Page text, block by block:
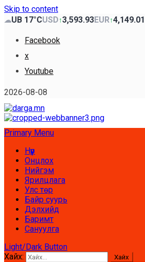
Skip to content
☁UB 17°CUSD↑3,593.93EUR↑4,149.01
Facebook
x
Youtube
2026-08-08
Primary Menu
Нүүр
Онцлох
Нийгэм
Ярилцлага
Улс төр
Байр суурь
Дэлхийд
Баримт
Сануулга
Light/Dark Button
Хайх: